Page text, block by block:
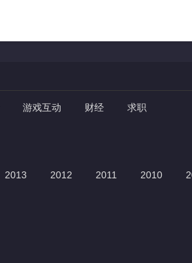
游戏互动 财经 求职
2013 2012 2011 2010